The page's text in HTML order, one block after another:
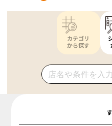
カテゴリ
から探す